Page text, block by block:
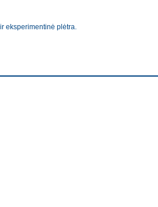
eksperimentinė plėtra.